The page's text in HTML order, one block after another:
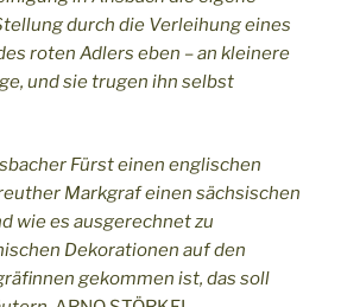
durch die Verleihung eines
roten Adlers eben – an kleinere
und sie trugen ihn selbst
Fürst einen englischen
Markgraf einen sächsischen
wie es ausgerechnet zu
Dekorationen auf den
gekommen ist, das soll